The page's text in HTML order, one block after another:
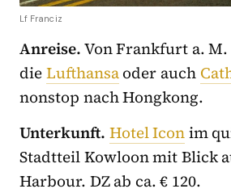
Lf Franciz
Anreise.Von Frankfurt a.
dieLufthansaoder auch
nonstop nach Hongkong.
Unterkunft. Hotel Iconim
Stadtteil Kowloon mit Blick
Harbour. DZ ab ca. € 120.